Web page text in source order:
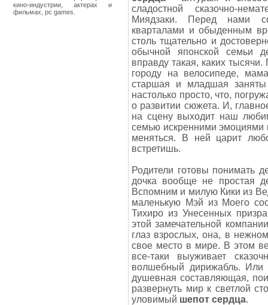
кино-индустрии, актерах и
фильмах, pc games.
сладостной сказочно-
Миядзаки. Перед нами
кварталами и обыденным
столь тщательно и
обычной японской семьи
вправду такая, каких
городу на велосипеде,
старшая и младшая заняты
настолько просто, что,
о развитии сюжета. И,
на сцену выходит наш
семью искренними эмоциями
меняться. В ней царит
встретишь.
Родители готовы понимать
дочка вообще не простая
Вспомним и милую Кики из
маленькую Мэй из Моего
Тихиро из Унесенных
этой замечательной
глаз взрослых, она, в
свое место в мире. В этом
все-таки выуживает
волшебный дирижабль. Или
душевная составляющая,
развернуть мир к светлой
уловимый шепот сердца.